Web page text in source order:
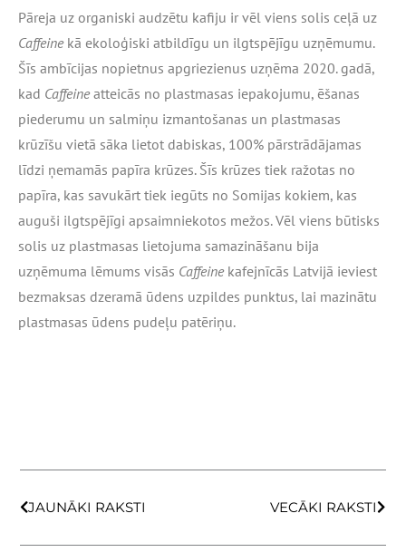
Pāreja uz organiski audzētu kafiju ir vēl viens solis ceļā uz
Caffeinekā ekoloģiski atbildīgu un ilgtspējīgu uzņēmumu.
Šīs ambīcijas nopietnus apgriezienus uzņēma 2020. gadā,
kad Caffeineatteicās no plastmasas iepakojumu, ēšanas
piederumu un salmiņu izmantošanas un plastmasas
krūzīšu vietā sāka lietot dabiskas, 100% pārstrādājamas
līdzi ņemamās papīra krūzes. Šīs krūzes tiek ražotas no
papīra, kas savukārt tiek iegūts no Somijas kokiem, kas
auguši ilgtspējīgi apsaimniekotos mežos. Vēl viens būtisks
solis uz plastmasas lietojuma samazināšanu bija
uzņēmuma lēmums visās Caffeinekafejnīcās Latvijā ieviest
bezmaksas dzeramā ūdens uzpildes punktus, lai mazinātu
plastmasas ūdens pudeļu patēriņu.
JAUNĀKI RAKSTI VECĀKI RAKSTI